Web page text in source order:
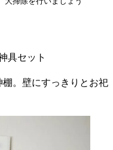
具セット
。壁にすっきりとお祀